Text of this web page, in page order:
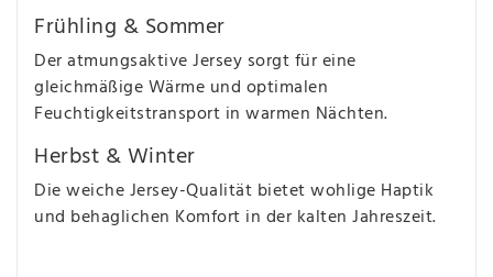
Frühling & Sommer
Der atmungsaktive Jersey sorgt für eine
gleichmäßige Wärme und optimalen
Feuchtigkeitstransport in warmen Nächten.
Herbst & Winter
Die weiche Jersey-Qualität bietet wohlige Haptik
und behaglichen Komfort in der kalten Jahreszeit.